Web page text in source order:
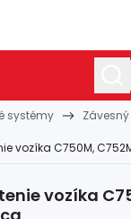
systémy
vozíka C750M,
vozíka